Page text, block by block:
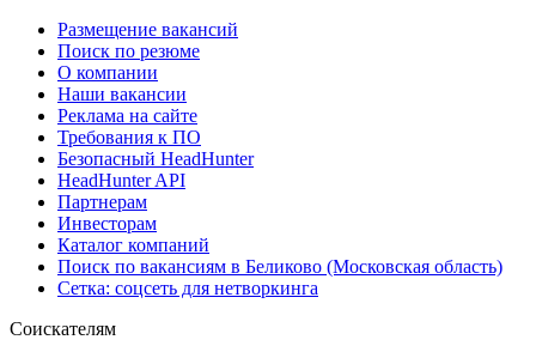
Размещение вакансий
Поиск по резюме
О компании
Наши вакансии
Реклама на сайте
Требования к ПО
Безопасный HeadHunter
HeadHunter API
Партнерам
Инвесторам
Каталог компаний
Поиск по вакансиям в Беликово (Московская область)
Сетка: соцсеть для нетворкинга
Соискателям